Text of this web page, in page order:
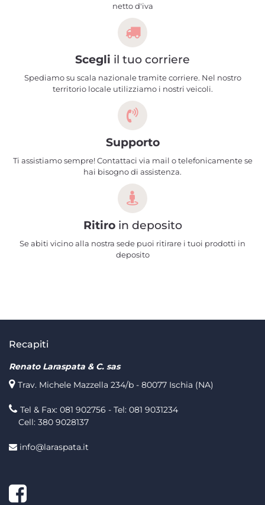
netto d'iva
Scegli il tuo corriere
Spediamo su scala nazionale tramite corriere. Nel nostro
territorio locale utilizziamo i nostri veicoli.
Supporto
Ti assistiamo sempre! Contattaci via mail o telefonicamente se
hai bisogno di assistenza.
Ritiroin deposito
Se abiti vicino alla nostra sede puoi ritirare i tuoi prodotti in
deposito
Recapiti
Renato Laraspata & C. sas
Trav. Michele Mazzella 234/b - 80077 Ischia (NA)
Tel & Fax: 081 902756 - Tel: 081 9031234
Cell: 380 9028137
info@laraspata.it
Facebook